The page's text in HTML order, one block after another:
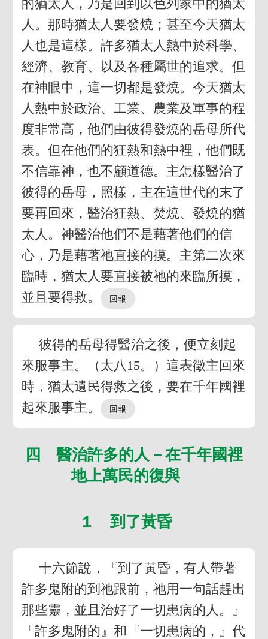
的猶太人，乃是回到以色列家中的猶太
人。那時猶太人要發燒；甚至今天猶太
人也是這樣。許多猶太人熱中於科學、
經濟、教育、以及各種屬世的追求。但
在神眼中，這一切都是發燒。今天猶太
人熱中於政治、工業、農業及軍事的程
度非常高，他們由彼得發燒的岳母所代
表。但在他們的狂熱和熱中裡，他們既
不信靠神，也不顧道德。主怎樣醫治了
彼得的岳母，照樣，主在這世代的末了
要再回來，醫治狂熱、焚燒、發燒的猶
太人。神醫治他們不是藉著他們的信
心，乃是藉著祂直接的摸。主第二次來
臨時，猶太人要直接被祂的來臨所摸，
並且要得救。
彼得的岳母得醫治之後，便立刻起
來服事主。（太八15。）這表徵主回來
時，猶太遺民得救之後，要在千年國裡
起來服事主。
四 醫治許多的人－在千年國裡
地上萬民的復與
１ 到了黃昏
十六節說，『到了黃昏，有人帶著
許多鬼附的到祂跟前，祂用一句話趕出
那些靈，並且治好了一切患病的人。』
『許多鬼附的』和『一切患病的，』代